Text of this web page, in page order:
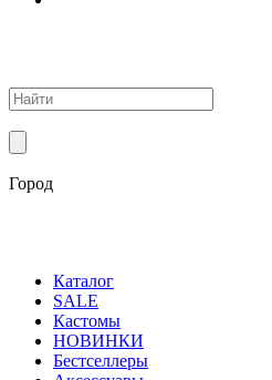
Город
Каталог
SALE
Кастомы
НОВИНКИ
Бестселлеры